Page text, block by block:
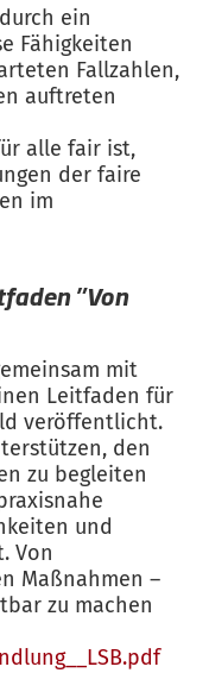
ein
Fähigkeiten
Fallzahlen,
auftreten
alle fair ist,
der faire
im
"Von
mit
Leitfaden für
veröffentlicht.
den
zu begleiten
und
Von
Maßnahmen –
zu machen